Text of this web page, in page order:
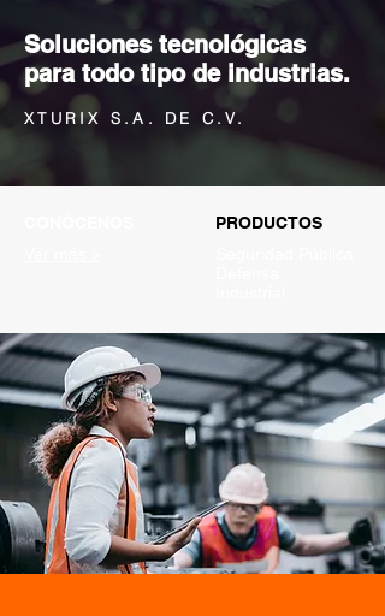
Soluciones tecnológicas
para todo tipo de industrias.
XTURIX S.A. DE C.V.
PRODUCTOS